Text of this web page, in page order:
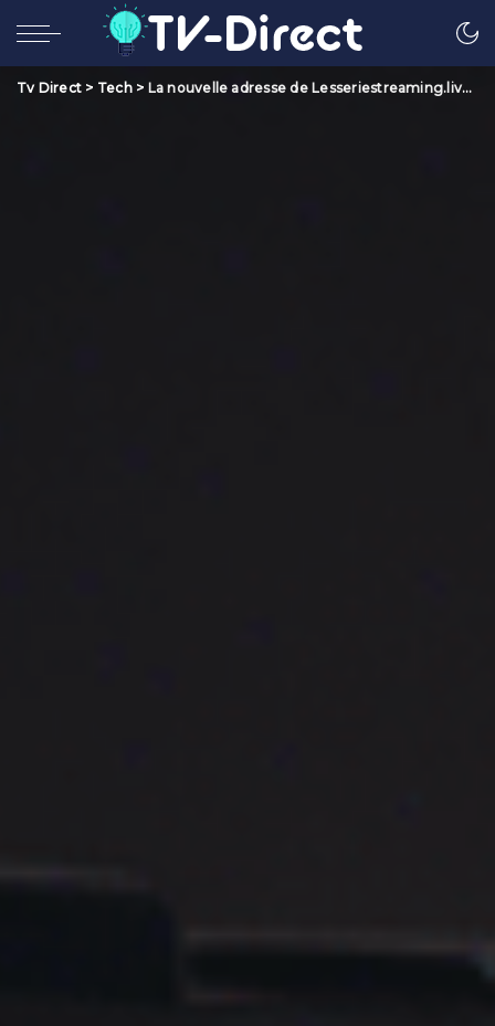
Tv Direct > Tech> La nouvelle adresse de Lesseriestreaming.live 2023 !